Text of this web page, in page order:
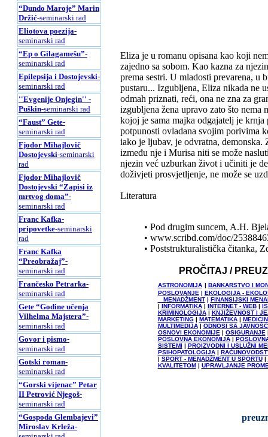
“Dundo Maroje” Marin
Držić-seminarski rad
Eliotova poezija-
seminarski rad
“Ep o Gilagamešu”-
seminarski rad
Epilepsija i Dostojevski-
seminarski rad
''Evgenije Onjegin'' -
Puškin-seminarski rad
“Faust” Gete-
seminarski rad
Fjodor Mihajlovič
Dostojevski-seminarski
rad
Fjodor Mihajlovič
Dostojevski “Zapisi iz
mrtvog doma”-
seminarski rad
Franc Kafka-
pripovetke-seminarski
rad
Franc Kafka
“Preobražaj”-
seminarski rad
Frančesko Petrarka-
seminarski rad
Gete “Godine učenja
Vilhelma Majstera”-
seminarski rad
Govor i pismo-
seminarski rad
Gotski roman-
seminarski rad
“Gorski vijenac” Petar
II Petrović Njegoš-
seminarski rad
“Gospoda Glembajevi”
Miroslav Krleža-
Eliza je u romanu opisana kao koji
zajedno sa sobom. Kao kazna za
prema sestri. U mladosti prevarena, u
pustaru... Izgubljena, Eliza nikada ne
odmah priznati, reći, ona ne zna za
izgubljena žena upravo zato što nema
kojoj je sama majka odgajatelj je krnja
potpunosti ovladana svojim porivima
iako je ljubav, je odvratna,
između nje i Murisa niti se može
njezin već uzburkan život i učiniti je
doživjeti prosvjetljenje, ne može se
Literatura
• Pod drugim suncem, A.H.
• www.scribd.com/doc/
• Poststrukturalistička čitanka,
PROČITAJ /
ASTRONOMIJA | BANKARSTVO I
POSLOVANJE | EKOLOGIJA -
MENADŽMENT | FINANSIJSKI
| INFORMATIKA| INTERNET - WEB|
KRIMINOLOGIJA| KNJIŽEVNOST I
MARKETING| MATEMATIKA|
MULTIMEDIJA| ODNOSI SA
OSNOVI EKONOMIJE | OSIGURANJE
POSLOVNA EKONOMIJA|
SISTEMI| PROIZVODNI I USLUŽNI
PSIHOPATOLOGIJA|
| SPORT - MENADŽMENT U SPORTU|
KVALITETOM| UPRAVLJANJE